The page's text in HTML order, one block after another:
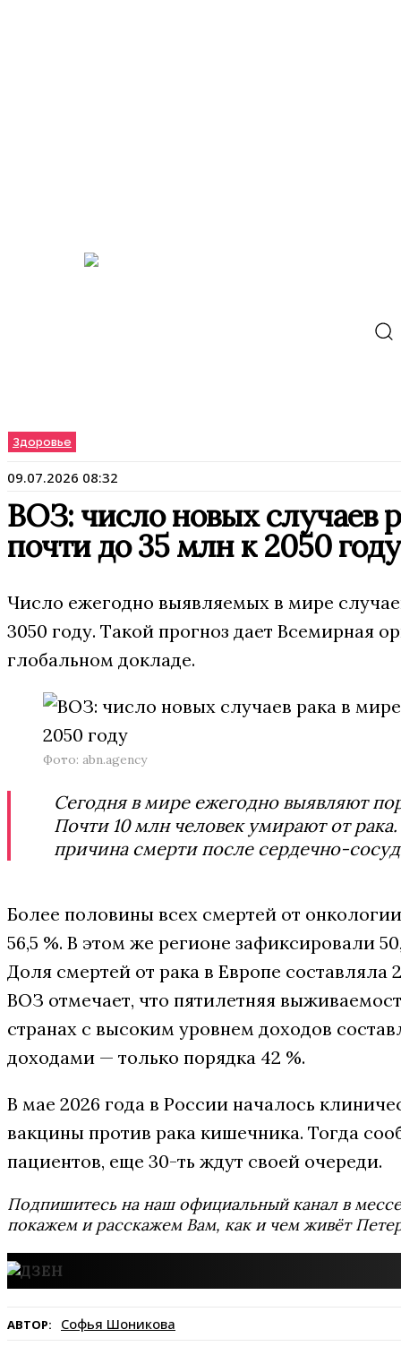
Здоровье
09.07.2026 08:32
ВОЗ: число новых случаев
почти до 35 млн к 2050 году
Число ежегодно выявляемых в мире
3050 году. Такой прогноз дает Всемирная
глобальном докладе.
Фото: abn.agency
Сегодня в мире ежегодно выявляют
Почти 10 млн человек умирают от
причина смерти после сердечно-
Более половины всех смертей от
56,5 %. В этом же регионе зафиксировали
Доля смертей от рака в Европе составляла
ВОЗ отмечает, что пятилетняя
странах с высоким уровнем доходов
доходами — только порядка 42 %.
В мае 2026 года в России началось
вакцины против рака кишечника. Тогда
пациентов, еще 30-ть ждут своей очереди.
Подпишитесь на наш официальный канал в
покажем и расскажем Вам, как и чем живёт
АВТОР: Софья Шоникова